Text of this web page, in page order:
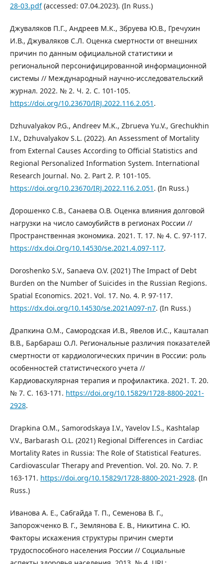
28-03.pdf(accessed: 07.04.2023). (In Russ.)
Джуваляков П.Г., Андреев М.К., Збруева Ю.В., Гречухин
И.В., Джуваляков С.Л. Оценка смертности от внешних
причин по данным официальной статистики и
региональной персонифицированной информационной
системы // Международный научно-исследовательский
журнал. 2022. № 2. Ч. 2. C. 101-105.
https://doi.org/10.23670/IRJ.2022.116.2.051 .
Dzhuvalyakov P.G., Andreev M.K., Zbrueva Yu.V., Grechukhin
I.V., Dzhuvalyakov S.L. (2022). An Assessment of Mortality
from External Causes According to Official Statistics and
Regional Personalized Information System. International
Research Journal. No. 2. Part 2. P. 101-105.
https://doi.org/10.23670/IRJ.2022.116.2.051 . (In Russ.)
Дорошенко С.В., Санаева О.В. Оценка влияния долговой
нагрузки на число самоубийств в регионах России //
Пространственная экономика. 2021. Т. 17. № 4. С. 97-117.
https://dx.doi.Org/10.14530/se.2021.4.097-117.
Doroshenko S.V., Sanaeva O.V. (2021) The Impact of Debt
Burden on the Number of Suicides in the Russian Regions.
Spatial Economics. 2021. Vol. 17. No. 4. P. 97-117.
https://dx.doi.org/10.14530/se.2021A097-n7. (In Russ.)
Драпкина О.М., Самородская И.В., Явелов И.С., Кашталап
В.В., Барбараш О.Л. Региональные различия показателей
смертности от кардиологических причин в России: роль
особенностей статистического учета //
Кардиоваскулярная терапия и профилактика. 2021. Т. 20.
№ 7. С. 163-171. https://doi.org/10.15829/1728-8800-2021-
2928.
Drapkina O.M., Samorodskaya I.V., Yavelov I.S., Kashtalap
V.V., Barbarash O.L. (2021) Regional Differences in Cardiac
Mortality Rates in Russia: The Role of Statistical Features.
Cardiovascular Therapy and Prevention. Vol. 20. No. 7. P.
163-171. https://doi.org/10.15829/1728-8800-2021-2928. (In
Russ.)
Иванова А. Е., Сабгайда Т. П., Семенова В. Г.,
Запорожченко В. Г., Землянова Е. В., Никитина С. Ю.
Факторы искажения структуры причин смерти
трудоспособного населения России // Социальные